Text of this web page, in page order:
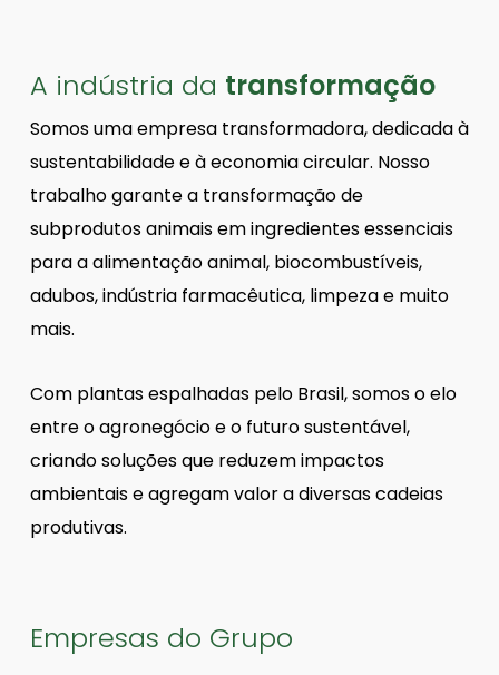
A indústria da transformação
Somos uma empresa transformadora, dedicada à
sustentabilidade e à economia circular. Nosso
trabalho garante a transformação de
subprodutos animais em ingredientes essenciais
para a alimentação animal, biocombustíveis,
adubos, indústria farmacêutica, limpeza e muito
mais.
Com plantas espalhadas pelo Brasil, somos o elo
entre o agronegócio e o futuro sustentável,
criando soluções que reduzem impactos
ambientais e agregam valor a diversas cadeias
produtivas.
Empresas do Grupo